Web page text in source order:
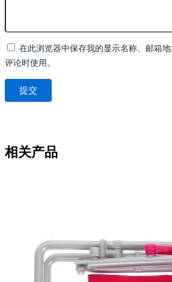
在此浏览器中保存我的显示名称、邮箱
评论时使用。
相关产品